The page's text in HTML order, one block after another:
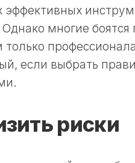
многие боятся
только
если выбрать
риски